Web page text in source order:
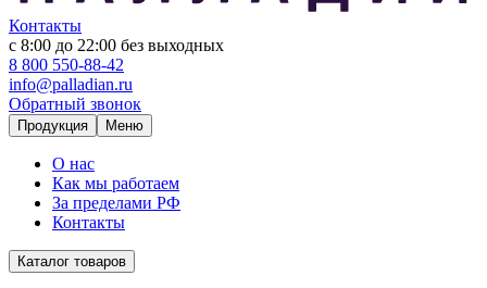
Контакты
с 8:00 до 22:00 без выходных
8 800 550-88-42
info@palladian.ru
Обратный звонок
Продукция Меню
О нас
Как мы работаем
За пределами РФ
Контакты
Каталог товаров